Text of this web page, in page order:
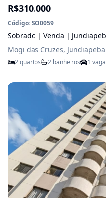
R$310.000
Código: SO0059
Sobrado | Venda |
Mogi das Cruzes, Jundiapeba
2 quartos 2 banheiros 1